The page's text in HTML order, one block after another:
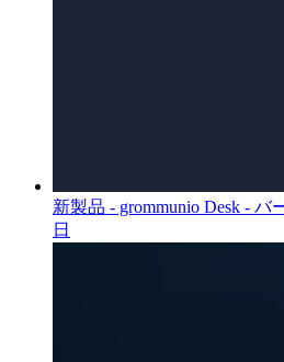
新製品 - grommunio Desk - バ
日